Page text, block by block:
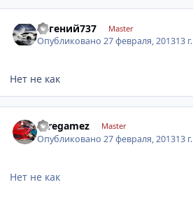
Евгений737 Master
Опубликовано27 февраля, 201313 г.
Нет не как
seregamez Master
Опубликовано27 февраля, 201313 г.
Нет не как